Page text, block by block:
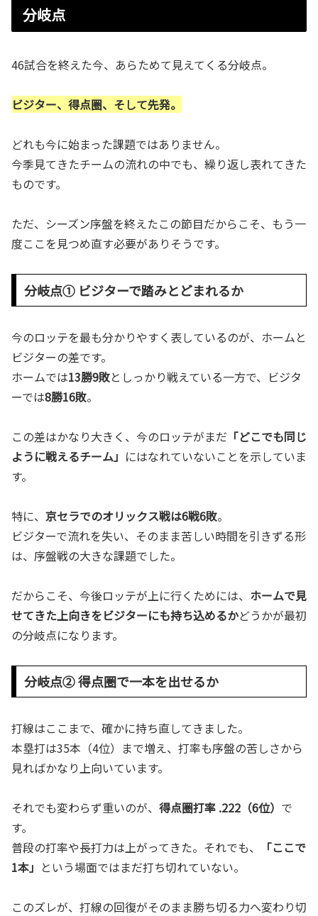
分岐点
46試合を終えた今、あらためて見えてくる分岐点。
ビジター、得点圏、そして先発。
どれも今に始まった課題ではありません。
今季見てきたチームの流れの中でも、繰り返し表れてきた
ものです。
ただ、シーズン序盤を終えたこの節目だからこそ、もう一
度ここを見つめ直す必要がありそうです。
分岐点① ビジターで踏みとどまれるか
今のロッテを最も分かりやすく表しているのが、ホームと
ビジターの差です。
ホームでは13勝9敗としっかり戦えている一方で、ビジタ
ーでは8勝16敗。
この差はかなり大きく、今のロッテがまだ 「どこでも同じ
ように戦えるチーム」 にはなれていないことを示していま
す。
特に、 京セラでのオリックス戦は6戦6敗。
ビジターで流れを失い、そのまま苦しい時間を引きずる形
は、序盤戦の大きな課題でした。
だからこそ、今後ロッテが上に行くためには、 ホームで見
せてきた上向きをビジターにも持ち込めるかどうかが最初
の分岐点になります。
分岐点② 得点圏で一本を出せるか
打線はここまで、確かに持ち直してきました。
本塁打は35本（4位）まで増え、打率も序盤の苦しさから
見ればかなり上向いています。
それでも変わらず重いのが、 得点圏打率 .222（6位） で
す。
普段の打率や長打力は上がってきた。それでも、
「ここで
1本」 という場面ではまだ打ち切れていない。
このズレが、打線の回復がそのまま勝ち切る力へ変わり切